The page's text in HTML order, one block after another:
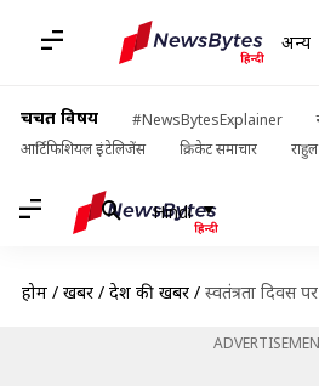
अन्य
चर्चित विषय #NewsBytesExplainer
आर्टिफिशियल इंटेलिजेंस
क्रिकेट समाचार
Hindi
होम / खबरें / देश की खबरें / स्वतंत्रता दिवस पर प्रधानमंत्री